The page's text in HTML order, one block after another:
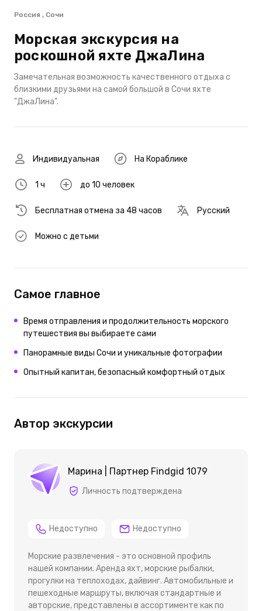
Россия , Сочи
Морская экскурсия на
роскошной яхте ДжаЛина
Замечательная возможность качественного отдыха с
близкими друзьями на самой большой в Сочи яхте
"ДжаЛина".
Индивидуальная На Кораблике
1 ч до 10 человек
Бесплатная отмена за 48 часов Русский
Можно с детьми
Самое главное
Время отправления и продолжительность морского
путешествия вы выбираете сами
Панорамные виды Сочи и уникальные фотографии
Опытный капитан, безопасный комфортный отдых
Автор экскурсии
Марина | Партнер Findgid 1079
Личность подтверждена
Недоступно Недоступно
Морские развлечения - это основной профиль
нашей компании. Аренда яхт, морские рыбалки,
прогулки на теплоходах, дайвинг. Автомобильные и
пешеходные маршруты, включая стандартные и
авторские, представлены в ассортименте как по